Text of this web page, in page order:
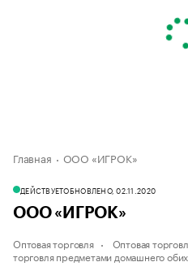
Главная ООО «ИГРОК»
ДЕЙСТВУЕТОБНОВЛЕНО, 02.11.2020
ООО «ИГРОК»
Оптовая торговля Оптовая
торговля предметами домашнего